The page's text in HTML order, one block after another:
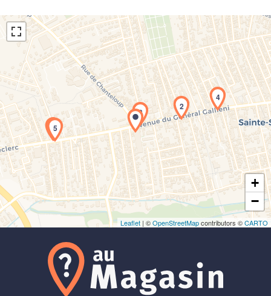
Chargement de la carte en cours...
1
2
3
4
5
+
−
Leaflet | ©OpenStreetMapcontributors ©CARTO